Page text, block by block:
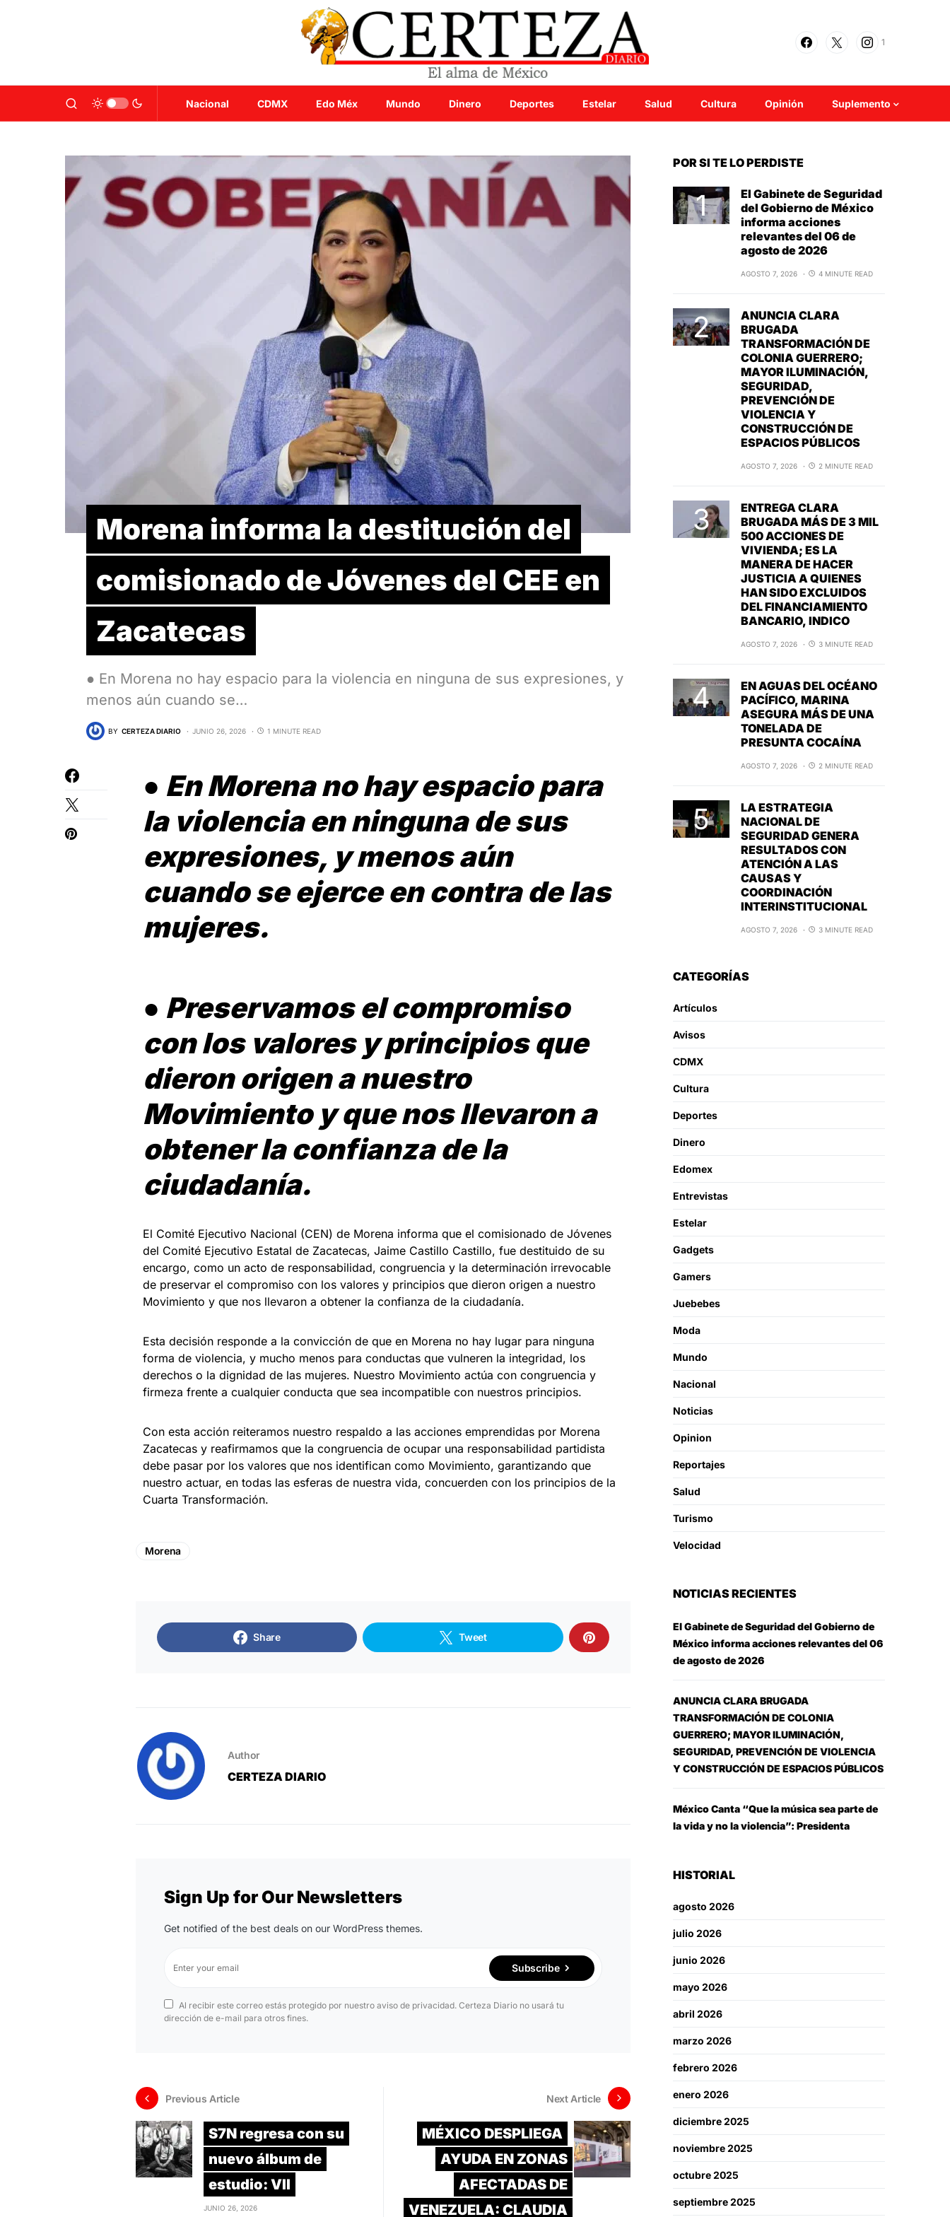
1
Nacional CDMX Edo Méx Mundo Dinero Deportes Estelar Salud Cultura Opinión Suplemento
Morena informa la destitución del
comisionado de Jóvenes del CEE en
Zacatecas
● En Morena no hay espacio para la violencia en ninguna de sus expresiones, y
menos aún cuando se…
BY CERTEZA DIARIO JUNIO 26, 2026 1 MINUTE READ
● En Morena no hay espacio para
la violencia en ninguna de sus
expresiones, y menos aún
cuando se ejerce en contra de las
mujeres.
● Preservamos el compromiso
con los valores y principios que
dieron origen a nuestro
Movimiento y que nos llevaron a
obtener la confianza de la
ciudadanía.
El Comité Ejecutivo Nacional (CEN) de Morena informa que el comisionado de Jóvenes
del Comité Ejecutivo Estatal de Zacatecas, Jaime Castillo Castillo, fue destituido de su
encargo, como un acto de responsabilidad, congruencia y la determinación irrevocable
de preservar el compromiso con los valores y principios que dieron origen a nuestro
Movimiento y que nos llevaron a obtener la confianza de la ciudadanía.
Esta decisión responde a la convicción de que en Morena no hay lugar para ninguna
forma de violencia, y mucho menos para conductas que vulneren la integridad, los
derechos o la dignidad de las mujeres. Nuestro Movimiento actúa con congruencia y
firmeza frente a cualquier conducta que sea incompatible con nuestros principios.
Con esta acción reiteramos nuestro respaldo a las acciones emprendidas por Morena
Zacatecas y reafirmamos que la congruencia de ocupar una responsabilidad partidista
debe pasar por los valores que nos identifican como Movimiento, garantizando que
nuestro actuar, en todas las esferas de nuestra vida, concuerden con los principios de la
Cuarta Transformación.
Morena
Share Tweet
Author
CERTEZA DIARIO
Sign Up for Our Newsletters
Get notified of the best deals on our WordPress themes.
Subscribe
Al recibir este correo estás protegido por nuestro aviso de privacidad. Certeza Diario no usará tu
dirección de e-mail para otros fines.
Previous Article
S7N regresa con su
nuevo álbum de
estudio: VII
JUNIO 26, 2026
Next Article
MÉXICO DESPLIEGA
AYUDA EN ZONAS
AFECTADAS DE
VENEZUELA: CLAUDIA
POR SI TE LO PERDISTE
El Gabinete de Seguridad
del Gobierno de México
informa acciones
relevantes del 06 de
agosto de 2026
AGOSTO 7, 2026 4 MINUTE READ
ANUNCIA CLARA
BRUGADA
TRANSFORMACIÓN DE
COLONIA GUERRERO;
MAYOR ILUMINACIÓN,
SEGURIDAD,
PREVENCIÓN DE
VIOLENCIA Y
CONSTRUCCIÓN DE
ESPACIOS PÚBLICOS
AGOSTO 7, 2026 2 MINUTE READ
ENTREGA CLARA
BRUGADA MÁS DE 3 MIL
500 ACCIONES DE
VIVIENDA; ES LA
MANERA DE HACER
JUSTICIA A QUIENES
HAN SIDO EXCLUIDOS
DEL FINANCIAMIENTO
BANCARIO, INDICO
AGOSTO 7, 2026 3 MINUTE READ
EN AGUAS DEL OCÉANO
PACÍFICO, MARINA
ASEGURA MÁS DE UNA
TONELADA DE
PRESUNTA COCAÍNA
AGOSTO 7, 2026 2 MINUTE READ
LA ESTRATEGIA
NACIONAL DE
SEGURIDAD GENERA
RESULTADOS CON
ATENCIÓN A LAS
CAUSAS Y
COORDINACIÓN
INTERINSTITUCIONAL
AGOSTO 7, 2026 3 MINUTE READ
CATEGORÍAS
Artículos
Avisos
CDMX
Cultura
Deportes
Dinero
Edomex
Entrevistas
Estelar
Gadgets
Gamers
Juebebes
Moda
Mundo
Nacional
Noticias
Opinion
Reportajes
Salud
Turismo
Velocidad
NOTICIAS RECIENTES
El Gabinete de Seguridad del Gobierno de
México informa acciones relevantes del 06
de agosto de 2026
ANUNCIA CLARA BRUGADA
TRANSFORMACIÓN DE COLONIA
GUERRERO; MAYOR ILUMINACIÓN,
SEGURIDAD, PREVENCIÓN DE VIOLENCIA
Y CONSTRUCCIÓN DE ESPACIOS PÚBLICOS
México Canta “Que la música sea parte de
la vida y no la violencia”: Presidenta
HISTORIAL
agosto 2026
julio 2026
junio 2026
mayo 2026
abril 2026
marzo 2026
febrero 2026
enero 2026
diciembre 2025
noviembre 2025
octubre 2025
septiembre 2025